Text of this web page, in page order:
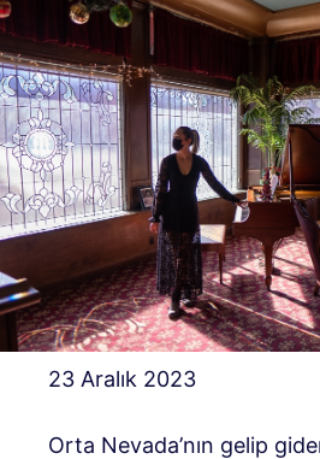
23 Aralık 2023
Orta Nevada’nın gelip